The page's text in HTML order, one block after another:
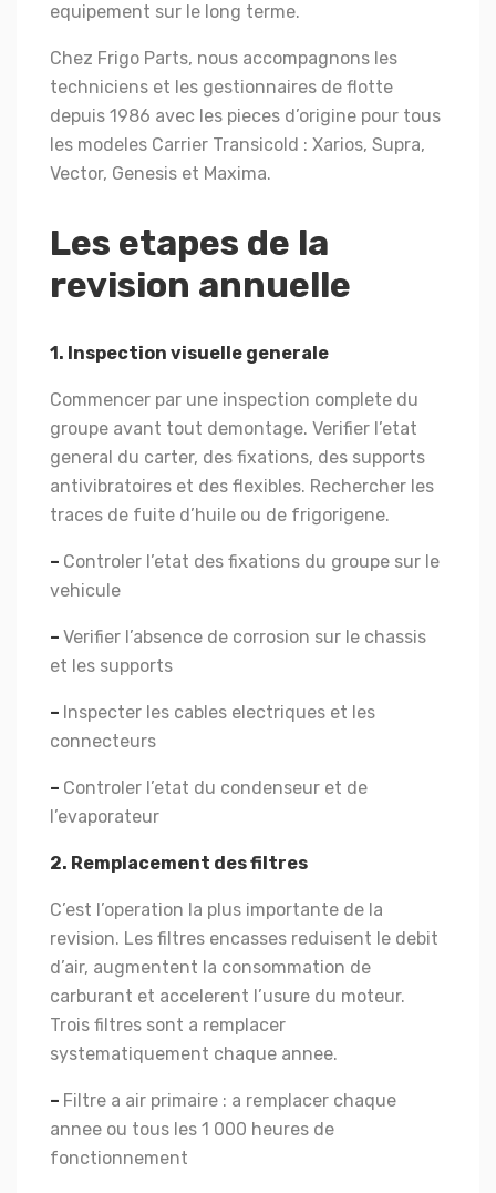
equipement sur le long terme.
Chez Frigo Parts, nous accompagnons les
techniciens et les gestionnaires de flotte
depuis 1986 avec les pieces d’origine pour tous
les modeles Carrier Transicold : Xarios, Supra,
Vector, Genesis et Maxima.
Les etapes de la
revision annuelle
1. Inspection visuelle generale
Commencer par une inspection complete du
groupe avant tout demontage. Verifier l’etat
general du carter, des fixations, des supports
antivibratoires et des flexibles. Rechercher les
traces de fuite d’huile ou de frigorigene.
– Controler l’etat des fixations du groupe sur le
vehicule
– Verifier l’absence de corrosion sur le chassis
et les supports
– Inspecter les cables electriques et les
connecteurs
– Controler l’etat du condenseur et de
l’evaporateur
2. Remplacement des filtres
C’est l’operation la plus importante de la
revision. Les filtres encasses reduisent le debit
d’air, augmentent la consommation de
carburant et accelerent l’usure du moteur.
Trois filtres sont a remplacer
systematiquement chaque annee.
– Filtre a air primaire : a remplacer chaque
annee ou tous les 1 000 heures de
fonctionnement